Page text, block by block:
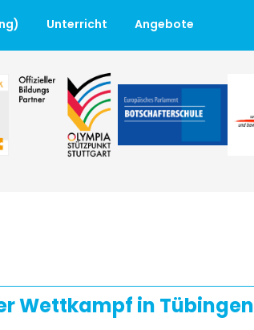
Unterricht Angebote
Wettkampf in Tübingen